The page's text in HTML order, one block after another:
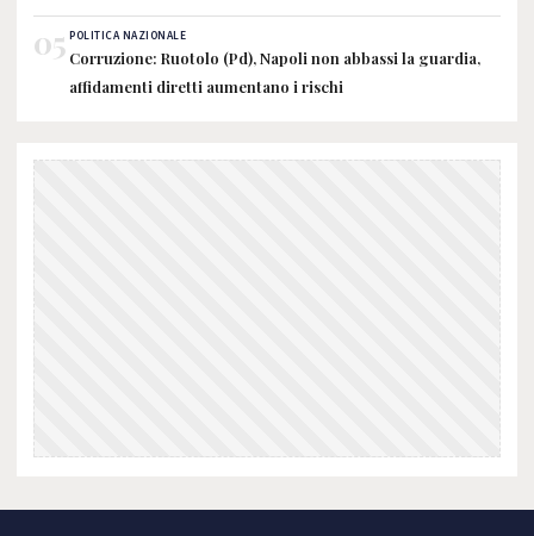
05 POLITICA NAZIONALE
Corruzione: Ruotolo (Pd), Napoli non abbassi la guardia,
affidamenti diretti aumentano i rischi